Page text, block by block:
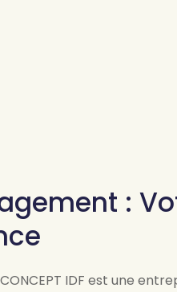
:
CONCEPT IDF est une